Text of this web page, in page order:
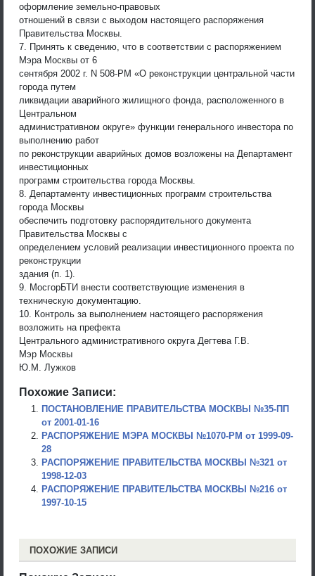
оформление земельно-правовых
отношений в связи с выходом настоящего распоряжения
Правительства Москвы.
7. Принять к сведению, что в соответствии с распоряжением
Мэра Москвы от 6
сентября 2002 г. N 508-РМ «О реконструкции центральной части
города путем
ликвидации аварийного жилищного фонда, расположенного в
Центральном
административном округе» функции генерального инвестора по
выполнению работ
по реконструкции аварийных домов возложены на Департамент
инвестиционных
программ строительства города Москвы.
8. Департаменту инвестиционных программ строительства
города Москвы
обеспечить подготовку распорядительного документа
Правительства Москвы с
определением условий реализации инвестиционного проекта по
реконструкции
здания (п. 1).
9. МосгорБТИ внести соответствующие изменения в
техническую документацию.
10. Контроль за выполнением настоящего распоряжения
возложить на префекта
Центрального административного округа Дегтева Г.В.
Мэр Москвы
Ю.М. Лужков
Похожие Записи:
ПОСТАНОВЛЕНИЕ ПРАВИТЕЛЬСТВА МОСКВЫ №35-ПП
от 2001-01-16
РАСПОРЯЖЕНИЕ МЭРА МОСКВЫ №1070-РМ от 1999-09-
28
РАСПОРЯЖЕНИЕ ПРАВИТЕЛЬСТВА МОСКВЫ №321 от
1998-12-03
РАСПОРЯЖЕНИЕ ПРАВИТЕЛЬСТВА МОСКВЫ №216 от
1997-10-15
ПОХОЖИЕ ЗАПИСИ